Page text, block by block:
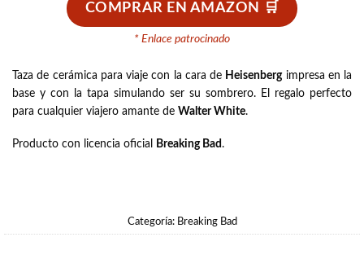
COMPRAR EN AMAZON
* Enlace patrocinado
Taza de cerámica para viaje con la cara de Heisenbergimpresa en la
base y con la tapa simulando ser su sombrero. El regalo perfecto
para cualquier viajero amante de Walter White.
Producto con licencia oficial Breaking Bad.
Categoría: Breaking Bad